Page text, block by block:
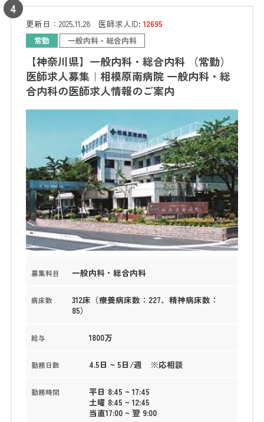
更新日： 2025.11.28 医師求人ID:12695
常勤 一般内科・総合内科
【神奈川県】一般内科・総合内科 （常勤）
医師求人募集｜相模原南病院 一般内科・総
合内科の医師求人情報のご案内
募集科目 一般内科・総合内科
病床数
312床（療養病床数：227、精神病床数：
85）
給与 1800万
勤務日数 4.5日 ~ 5日/週 ※応相談
勤務時間
平日 8:45 ~ 17:45
土曜 8:45 ~ 12:45
当直17:00 ~ 翌 9:00